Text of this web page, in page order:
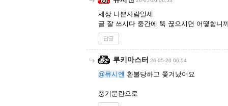
세상 나쁜사람일세
글 잘 쓰시다 중간에 뚝 끊으시면 어떻합니
답글
루키마스터 26-05-20 06:54
@뮤시엔 환불당하고 쫓겨났어요
풍기문란으로